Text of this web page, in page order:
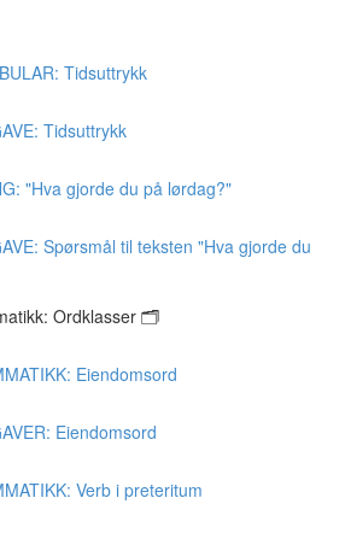
Tidsuttrykk
Tidsuttrykk
"Hva gjorde du på lørdag?"
Spørsmål til teksten "Hva gjorde du
Ordklasser 🗂
Eiendomsord
Eiendomsord
Verb i preteritum